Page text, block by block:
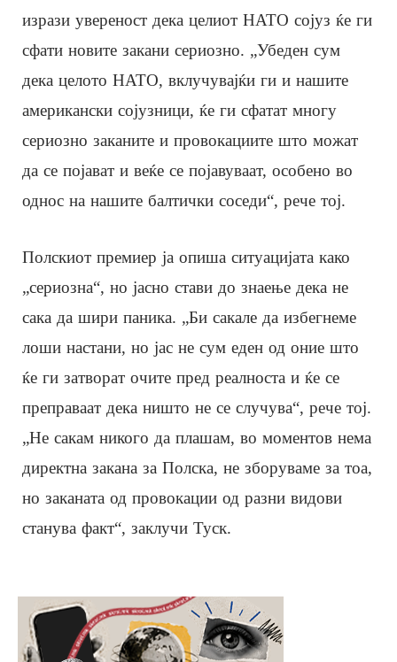
изрази увереност дека целиот НАТО сојуз ќе ги
сфати новите закани сериозно. „Убеден сум
дека целото НАТО, вклучувајќи ги и нашите
американски сојузници, ќе ги сфатат многу
сериозно заканите и провокациите што можат
да се појават и веќе се појавуваат, особено во
однос на нашите балтички соседи“, рече тој.
Полскиот премиер ја опиша ситуацијата како
„сериозна“, но јасно стави до знаење дека не
сака да шири паника. „Би сакале да избегнеме
лоши настани, но јас не сум еден од оние што
ќе ги затворат очите пред реалноста и ќе се
преправаат дека ништо не се случува“, рече тој.
„Не сакам никого да плашам, во моментов нема
директна закана за Полска, не зборуваме за тоа,
но заканата од провокации од разни видови
станува факт“, заклучи Туск.